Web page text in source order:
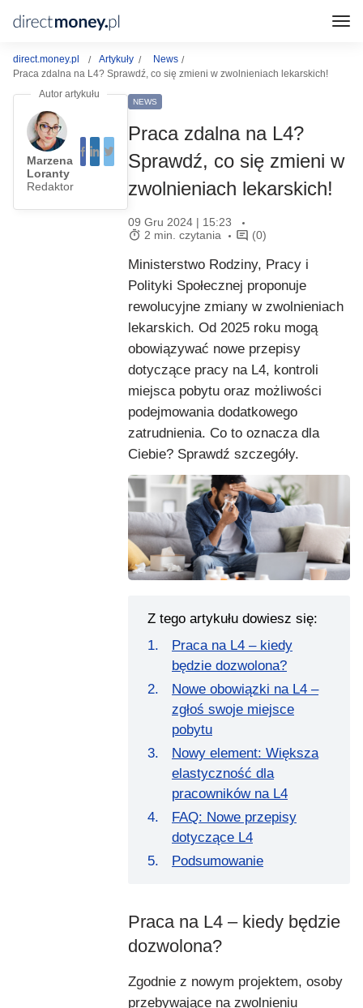
direct.money.pl Artykuły
News
Praca zdalna na L4? Sprawdź, co się zmieni w zwolnieniach lekarskich!
Marzena
Loranty
Redaktor
NEWS
Praca zdalna na L4?
Sprawdź, co się zmieni w
zwolnieniach lekarskich!
09 Gru 2024 | 15:23
2 min. czytania
(0)
Ministerstwo Rodziny, Pracy i
Polityki Społecznej proponuje
rewolucyjne zmiany w zwolnieniach
lekarskich. Od 2025 roku mogą
obowiązywać nowe przepisy
dotyczące pracy na L4, kontroli
miejsca pobytu oraz możliwości
podejmowania dodatkowego
zatrudnienia. Co to oznacza dla
Ciebie? Sprawdź szczegóły.
Z tego artykułu dowiesz się:
Praca na L4 – kiedy
będzie dozwolona?
Nowe obowiązki na L4 –
zgłoś swoje miejsce
pobytu
Nowy element: Większa
elastyczność dla
pracowników na L4
FAQ: Nowe przepisy
dotyczące L4
Podsumowanie
Praca na L4 – kiedy będzie
dozwolona?
Zgodnie z nowym projektem, osoby
przebywające na zwolnieniu